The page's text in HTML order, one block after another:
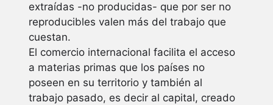
extraídas -no producidas- que por ser no
reproducibles valen más del trabajo que
cuestan.
El comercio internacional facilita el acceso
a materias primas que los países no
poseen en su territorio y también al
trabajo pasado, es decir al capital, creado